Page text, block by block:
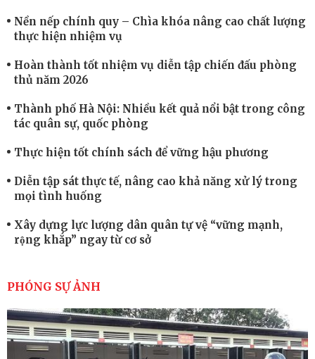
Nền nếp chính quy – Chìa khóa nâng cao chất lượng
thực hiện nhiệm vụ
Hoàn thành tốt nhiệm vụ diễn tập chiến đấu phòng
thủ năm 2026
Thành phố Hà Nội: Nhiều kết quả nổi bật trong công
tác quân sự, quốc phòng
Thực hiện tốt chính sách để vững hậu phương
Diễn tập sát thực tế, nâng cao khả năng xử lý trong
mọi tình huống
Xây dựng lực lượng dân quân tự vệ “vững mạnh,
rộng khắp” ngay từ cơ sở
cao sức mạnh chiến đấu
Tiểu đoàn Thiết giáp hoàn thành tốt diễn tập chiến
thuật có bắn đạn thật
Nơi sinh viên rèn ý trí, luyện kỹ năng
PHÓNG SỰ ẢNH